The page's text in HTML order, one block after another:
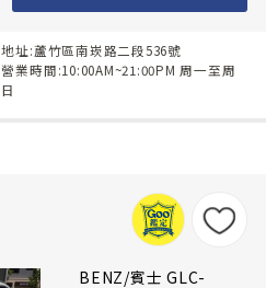
地址:蘆竹區南崁路二段536號
營業時間:10:00AM~21:00PM 周一至周
日
BENZ/賓士 GLC-